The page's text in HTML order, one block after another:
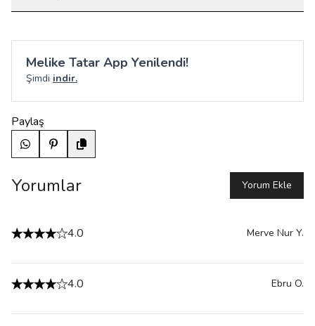
Melike Tatar App Yenilendi!
Şimdi indir.
Paylaş
Yorumlar Yorum Ekle
4.0 Merve Nur Y.
4.0 Ebru O.